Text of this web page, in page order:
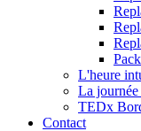
L'heure
La
TEDx
Contact